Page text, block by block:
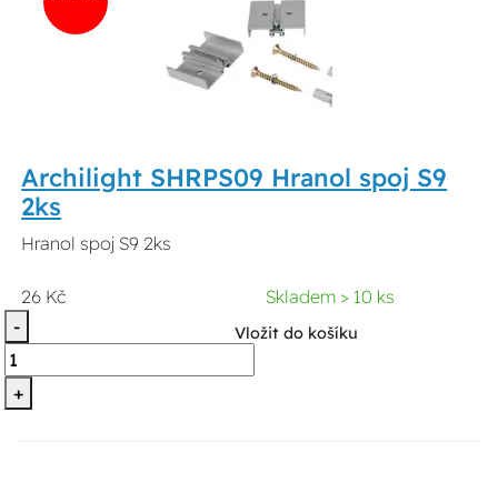
Archilight SHRPS09 Hranol spoj S9
2ks
Hranol spoj S9 2ks
26 Kč
Skladem > 10 ks
-
+
Vložit do košíku